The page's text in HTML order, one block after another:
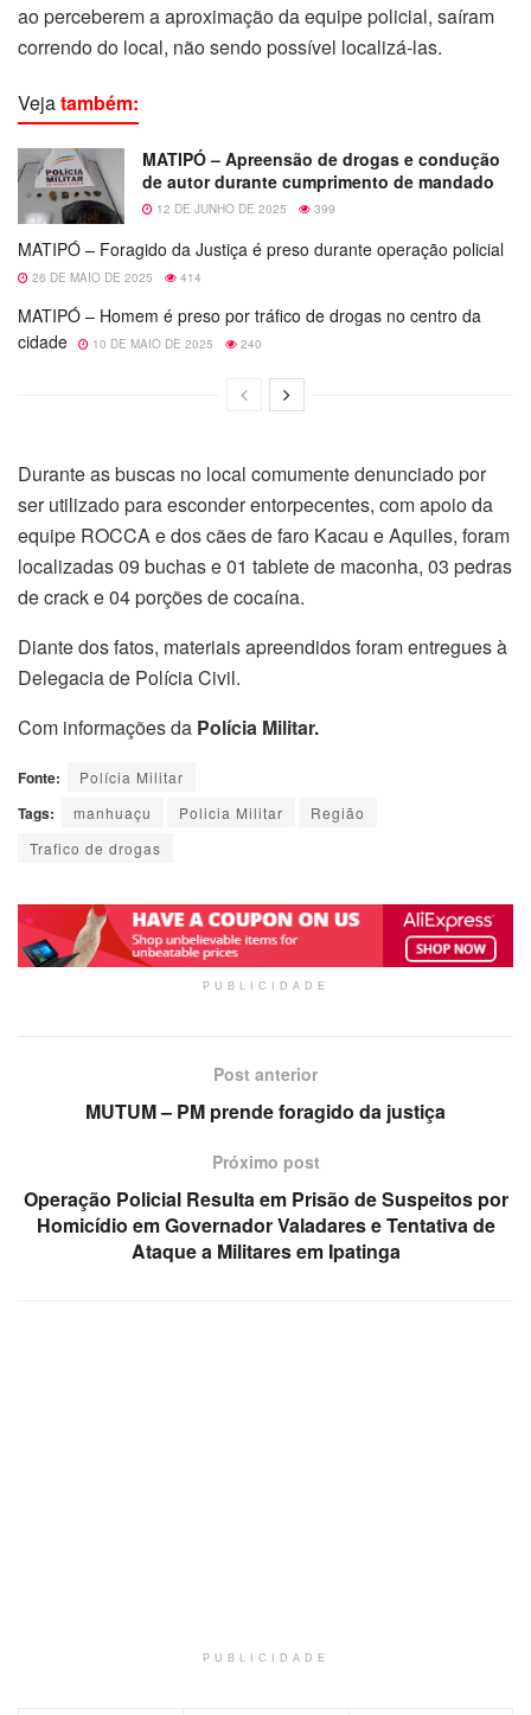
ao perceberem a aproximação da equipe policial, saíram
correndo do local, não sendo possível localizá-las.
Vejatambém:
MATIPÓ – Apreensão de drogas e condução
de autor durante cumprimento de mandado
12 DE JUNHO DE 2025 399
MATIPÓ – Foragido da Justiça é preso durante operação policial
26 DE MAIO DE 2025 414
MATIPÓ – Homem é preso por tráfico de drogas no centro da
cidade
10 DE MAIO DE 2025 240
Durante as buscas no local comumente denunciado por
ser utilizado para esconder entorpecentes, com apoio da
equipe ROCCA e dos cães de faro Kacau e Aquiles, foram
localizadas 09 buchas e 01 tablete de maconha, 03 pedras
de crack e 04 porções de cocaína.
Diante dos fatos, materiais apreendidos foram entregues à
Delegacia de Polícia Civil.
Com informações da Polícia Militar.
Fonte: Polícia Militar
Tags: manhuaçu Policia Militar
Região
Trafico de drogas
PUBLICIDADE
Post anterior
MUTUM – PM prende foragido da justiça
Próximo post
Operação Policial Resulta em Prisão de Suspeitos por
Homicídio em Governador Valadares e Tentativa de
Ataque a Militares em Ipatinga
PUBLICIDADE